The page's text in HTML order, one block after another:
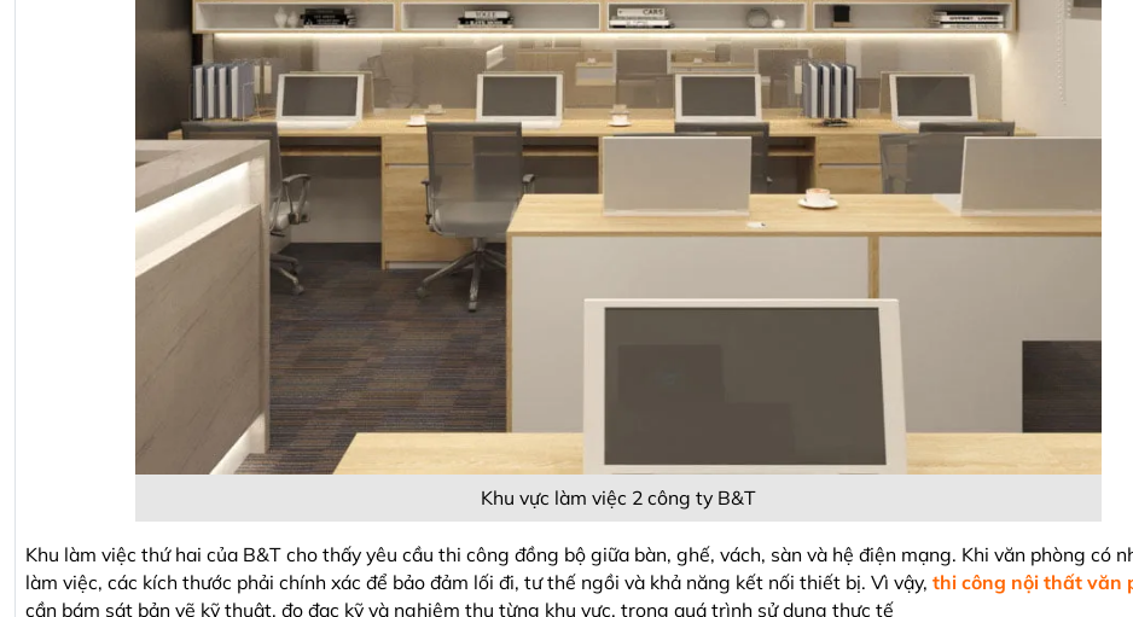
Khu vực làm việc 2 công ty B&T
Khu làm việc thứ hai của B&T cho thấy yêu cầu thi công đồng bộ giữa bàn, ghế, vách, sàn và hệ điện mạng. Khi văn phòng có
làm việc, các kích thước phải chính xác để bảo đảm lối đi, tư thế ngồi và khả năng kết nối thiết bị. Vì vậy, thi công nội thất văn
cần bám sát bản vẽ kỹ thuật, đo đạc kỹ và nghiệm thu từng khu vực. trong quá trình sử dụng thực tế